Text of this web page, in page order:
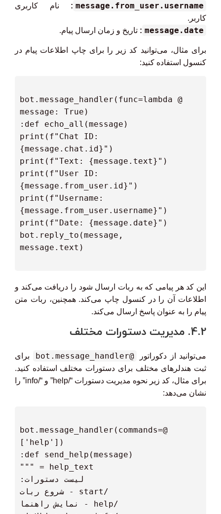
message.from_user.username
: نام کاربری
کاربر.
message.date
: تاریخ و زمان ارسال پیام.
برای مثال، می‌توانید کد زیر را برای چاپ اطلاعات پیام در
کنسول استفاده کنید:
@bot.message_handler(func=lambda
  print(f"Chat ID:
  print(f"User ID:
  print(f"Username:
  bot.reply_to(message,
این کد هر پیامی که به ربات ارسال شود را دریافت می‌کند و
اطلاعات آن را در کنسول چاپ می‌کند. همچنین، ربات متن
پیام را به عنوان پاسخ ارسال می‌کند.
4.2. مدیریت دستورات مختلف
می‌توانید از دکوراتور @bot.message_handler
برای
ثبت هندلرهای مختلف برای دستورات مختلف استفاده کنید.
برای مثال، کد زیر نحوه مدیریت دستورات “/help” و “/info” را
نشان می‌دهد:
@bot.message_handler(commands=